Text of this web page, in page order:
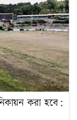
করা হবে: